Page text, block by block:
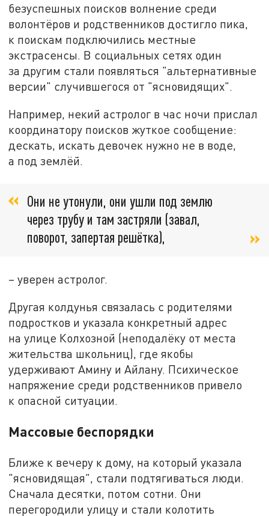
безуспешных поисков волнение среди
волонтёров и родственников достигло пика,
к поискам подключились местные
экстрасенсы. В социальных сетях один
за другим стали появляться "альтернативные
версии" случившегося от "ясновидящих".
Например, некий астролог в час ночи прислал
координатору поисков жуткое сообщение:
дескать, искать девочек нужно не в воде,
а под землёй.
Они не утонули, они ушли под землю
через трубу и там застряли (завал,
поворот, запертая решётка),
– уверен астролог.
Другая колдунья связалась с родителями
подростков и указала конкретный адрес
на улице Колхозной (неподалёку от места
жительства школьниц), где якобы
удерживают Амину и Айлану. Психическое
напряжение среди родственников привело
к опасной ситуации.
Массовые беспорядки
Ближе к вечеру к дому, на который указала
"ясновидящая", стали подтягиваться люди.
Сначала десятки, потом сотни. Они
перегородили улицу и стали колотить